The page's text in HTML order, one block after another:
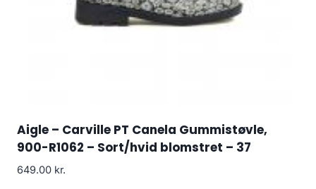
Aigle – Carville PT Canela Gummistøvle,
900-R1062 – Sort/hvid blomstret – 37
649.00 kr.